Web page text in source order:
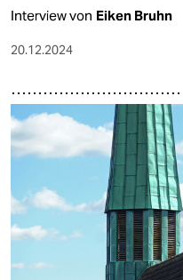
Interview von Eiken Bruhn
20.12.2024